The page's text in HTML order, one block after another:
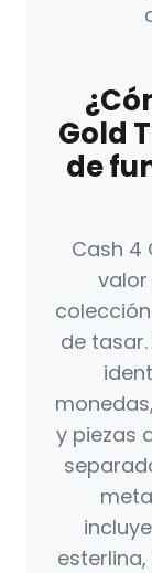
Gold
de
Cash 4
de
y piezas